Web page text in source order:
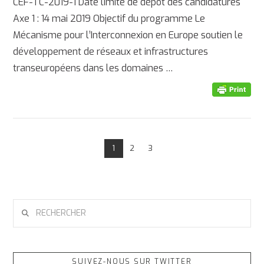
AFFICHER
Axe 1 : 14 mai 2019 Objectif du programme Le
Mécanisme pour l’Interconnexion en Europe soutien le
développement de réseaux et infrastructures
transeuropéens dans les domaines …
1 2 3
SUIVEZ-NOUS SUR TWITTER